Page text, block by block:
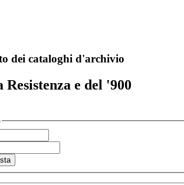
dei cataloghi d'archivio
e del '900